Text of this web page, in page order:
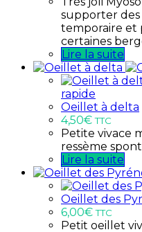
supporter
temporaire et
certaines
Lire la suite
rapide
Oeillet à delta
4,50€ TTC
Petite vivace
ressème
Lire la suite
Oeillet des
6,00€ TTC
Petit oeillet